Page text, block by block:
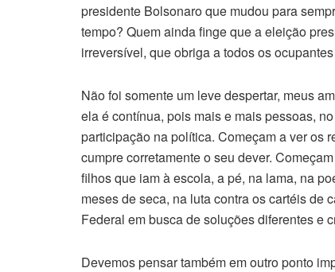
presidente Bolsonaro que mudou para
tempo? Quem ainda finge que a eleição
irreversível, que obriga a todos os
Não foi somente um leve despertar, meus
ela é contínua, pois mais e mais pessoas,
participação na política. Começam a ver os
cumpre corretamente o seu dever.
filhos que iam à escola, a pé, na lama, na
meses de seca, na luta contra os cartéis de
Federal em busca de soluções diferentes e
Devemos pensar também em outro ponto